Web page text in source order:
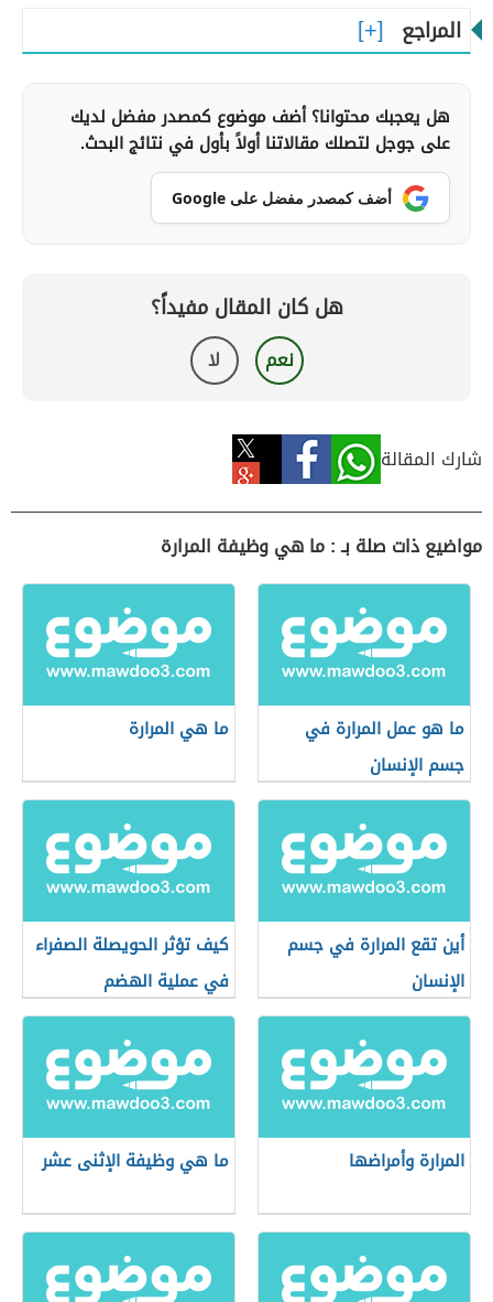
المراجع
هل يعجبك محتوانا؟ أضف موضوع كمصدر مفضل لديك
على جوجل لتصلك مقالاتنا أولاً بأول في نتائج البحث.
أضف كمصدر مفضل على Google
هل كان المقال مفيداً؟
نعم لا
شارك المقالة
مواضيع ذات صلة بـ : ما هي وظيفة المرارة
ما هو عمل المرارة في
جسم الإنسان
ما هي المرارة
أين تقع المرارة في جسم
الإنسان
كيف تؤثر الحويصلة الصفراء
في عملية الهضم
المرارة وأمراضها ما هي وظيفة الإثنى عشر